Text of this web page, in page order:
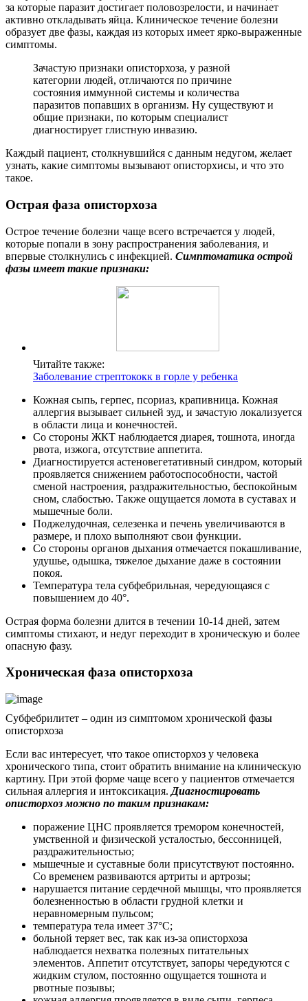
за которые паразит достигает половозрелости, и начинает
активно откладывать яйца. Клиническое течение болезни
образует две фазы, каждая из которых имеет ярко-выраженные
симптомы.
Зачастую признаки описторхоза, у разной
категории людей, отличаются по причине
состояния иммунной системы и количества
паразитов попавших в организм. Ну существуют и
общие признаки, по которым специалист
диагностирует глистную инвазию.
Каждый пациент, столкнувшийся с данным недугом, желает
узнать, какие симптомы вызывают описторхисы, и что это
такое.
Острая фаза описторхоза
Острое течение болезни чаще всего встречается у людей,
которые попали в зону распространения заболевания, и
впервые столкнулись с инфекцией. Симптоматика острой
фазы имеет такие признаки:
Читайте также:
Заболевание стрептококк в горле у ребенка
Кожная сыпь, герпес, псориаз, крапивница. Кожная
аллергия вызывает сильней зуд, и зачастую локализуется
в области лица и конечностей.
Со стороны ЖКТ наблюдается диарея, тошнота, иногда
рвота, изжога, отсутствие аппетита.
Диагностируется астеновегетативный синдром, который
проявляется снижением работоспособности, частой
сменой настроения, раздражительностью, беспокойным
сном, слабостью. Также ощущается ломота в суставах и
мышечные боли.
Поджелудочная, селезенка и печень увеличиваются в
размере, и плохо выполняют свои функции.
Со стороны органов дыхания отмечается покашливание,
удушье, одышка, тяжелое дыхание даже в состоянии
покоя.
Температура тела субфебрильная, чередующаяся с
повышением до 40°.
Острая форма болезни длится в течении 10-14 дней, затем
симптомы стихают, и недуг переходит в хроническую и более
опасную фазу.
Хроническая фаза описторхоза
Субфебрилитет – один из симптомом хронической фазы
описторхоза
Если вас интересует, что такое описторхоз у человека
хронического типа, стоит обратить внимание на клиническую
картину. При этой форме чаще всего у пациентов отмечается
сильная аллергия и интоксикация. Диагностировать
описторхоз можно по таким признакам:
поражение ЦНС проявляется тремором конечностей,
умственной и физической усталостью, бессонницей,
раздражительностью;
мышечные и суставные боли присутствуют постоянно.
Со временем развиваются артриты и артрозы;
нарушается питание сердечной мышцы, что проявляется
болезненностью в области грудной клетки и
неравномерным пульсом;
температура тела имеет 37°С;
больной теряет вес, так как из-за описторхоза
наблюдается нехватка полезных питательных
элементов. Аппетит отсутствует, запоры чередуются с
жидким стулом, постоянно ощущается тошнота и
рвотные позывы;